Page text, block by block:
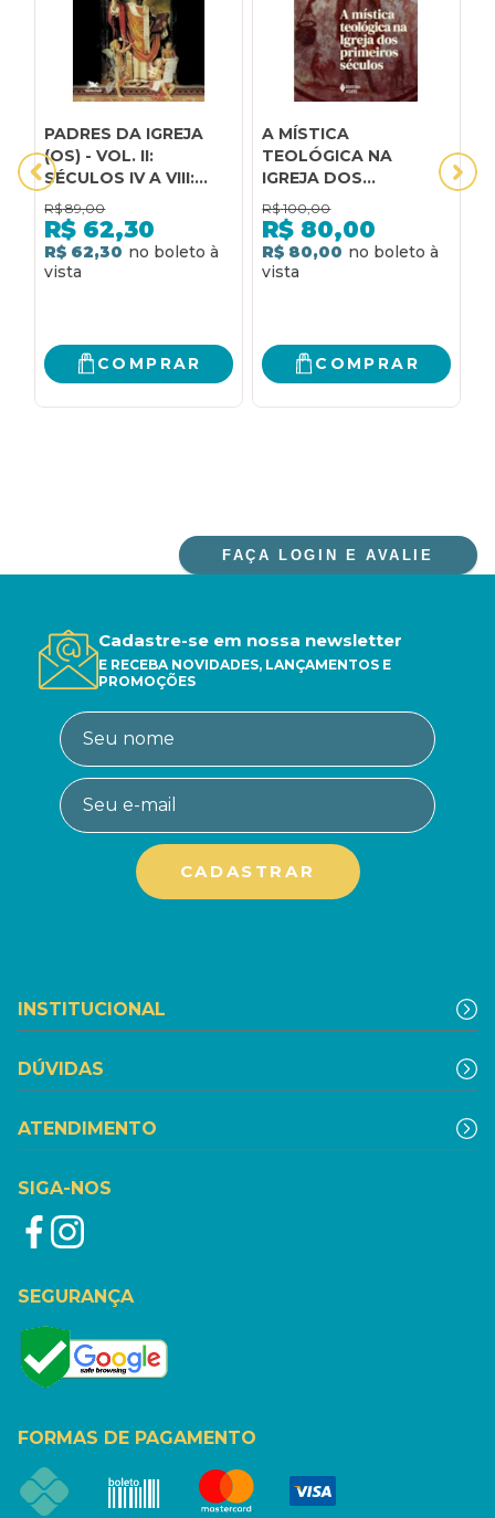
PADRES DA IGREJA
(OS) - VOL. II:
SÉCULOS IV A VIII:
VOLUME II: SÉCULOS
IV A VIII
R$ 89,00
R$ 62,30
R$ 62,30
COMPRAR
A MÍSTICA
TEOLÓGICA NA
IGREJA DOS
PRIMEIROS SÉCULOS
R$ 100,00
R$ 80,00
R$ 80,00
COMPRAR
FAÇA LOGIN E AVALIE
Cadastre-se em nossa newsletter
E RECEBA NOVIDADES, LANÇAMENTOS E
PROMOÇÕES
INSTITUCIONAL
DÚVIDAS
ATENDIMENTO
SIGA-NOS
SEGURANÇA
FORMAS DE PAGAMENTO